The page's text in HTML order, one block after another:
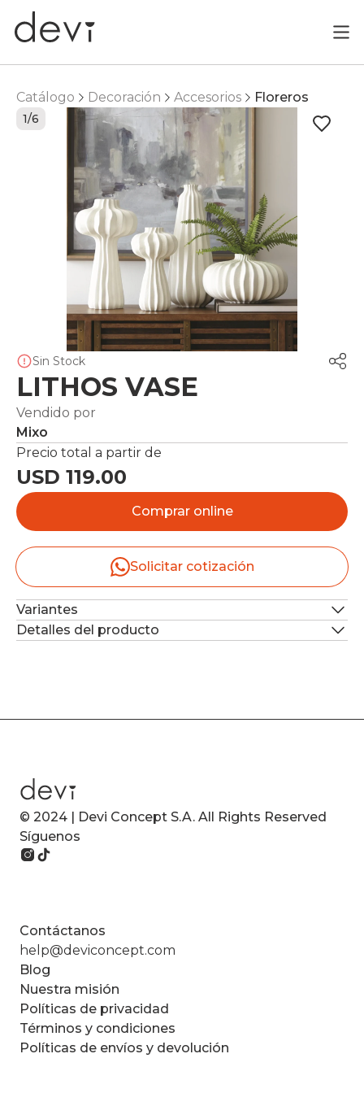
Catálogo Decoración Accesorios Floreros
1/6
Sin Stock
LITHOS VASE
Vendido por
Mixo
Precio total a partir de
USD 119.00
Comprar online
Solicitar cotización
Variantes
Detalles del producto
© 2024 | Devi Concept S.A. All Rights Reserved
Síguenos
Contáctanos
help@deviconcept.com
Blog
Nuestra misión
Políticas de privacidad
Términos y condiciones
Políticas de envíos y devolución